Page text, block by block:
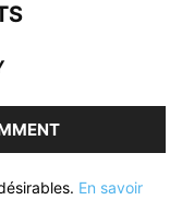
En savoir